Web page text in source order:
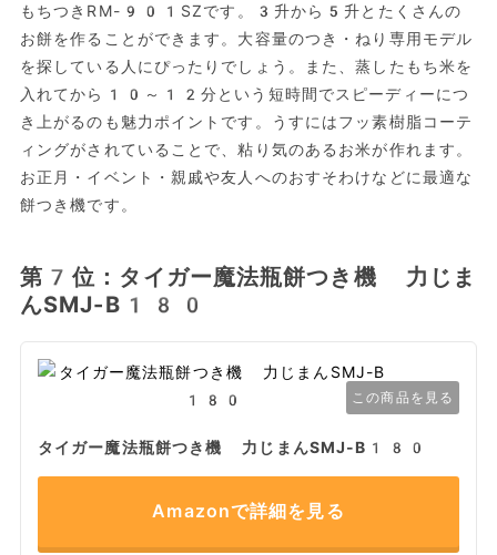
もちつきRM-901SZです。3升から5升とたくさんの
お餅を作ることができます。大容量のつき・ねり専用モデル
を探している人にぴったりでしょう。また、蒸したもち米を
入れてから10～12分という短時間でスピーディーにつ
き上がるのも魅力ポイントです。うすにはフッ素樹脂コーテ
ィングがされていることで、粘り気のあるお米が作れます。
お正月・イベント・親戚や友人へのおすそわけなどに最適な
餅つき機です。
第7位：タイガー魔法瓶餅つき機 力じま
んSMJ-B180
この商品を見る
タイガー魔法瓶餅つき機 力じまんSMJ-B180
Amazonで詳細を見る